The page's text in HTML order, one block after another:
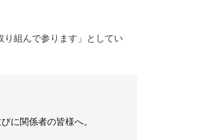
り組んで参ります」としてい
に関係者の皆様へ。